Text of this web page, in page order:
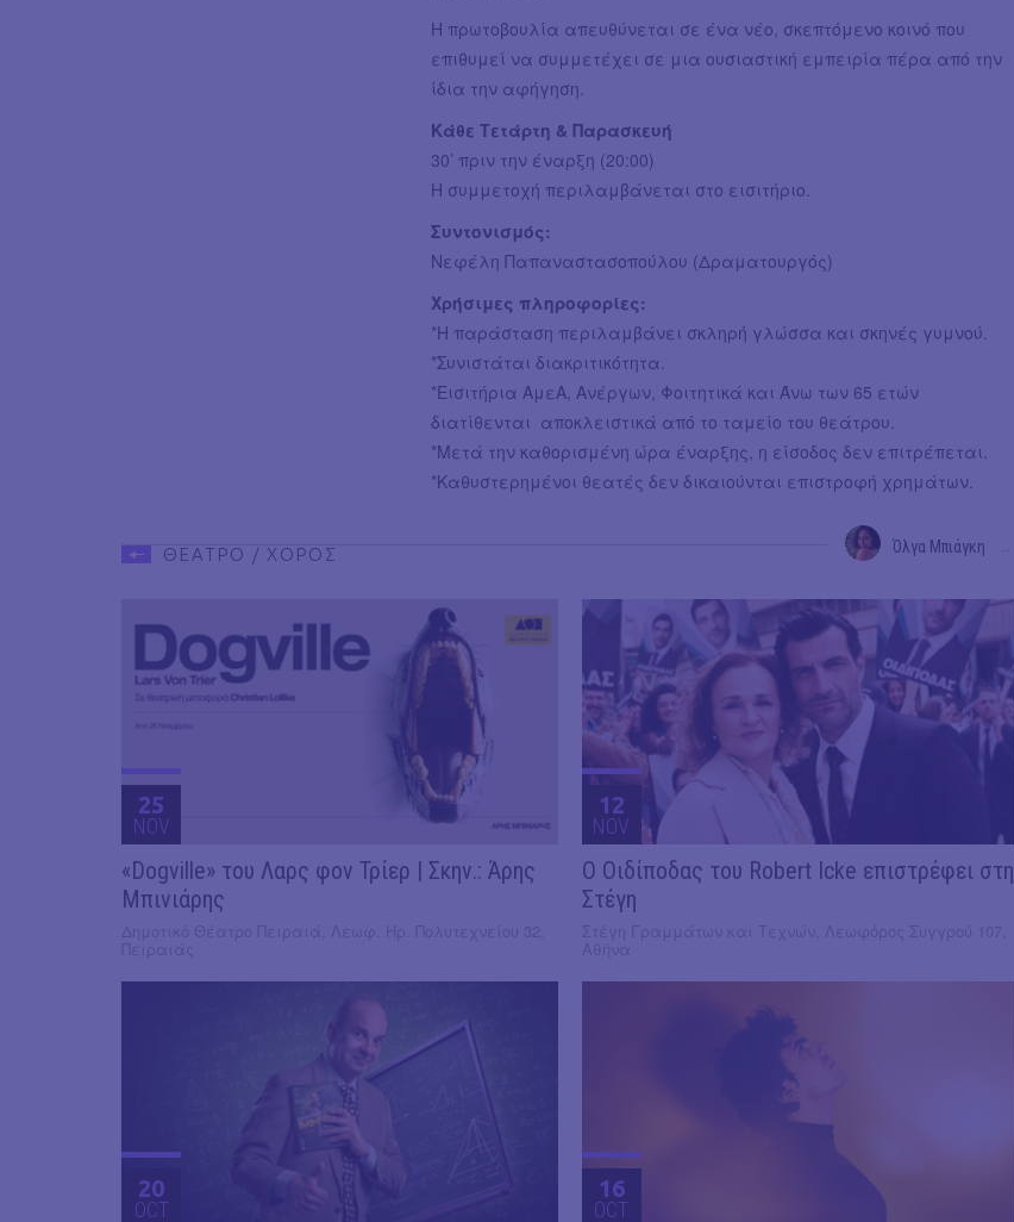
Η πρωτοβουλία απευθύνεται σε ένα νέο, σκεπτόμενο κοινό που
επιθυμεί να συμμετέχει σε μια ουσιαστική εμπειρία πέρα από την
ίδια την αφήγηση.
Κάθε Τετάρτη & Παρασκευή
30’ πριν την έναρξη (20:00)
Η συμμετοχή περιλαμβάνεται στο εισιτήριο.
Συντονισμός:
Νεφέλη Παπαναστασοπούλου (Δραματουργός)
Χρήσιμες πληροφορίες:
*Η παράσταση περιλαμβάνει σκληρή γλώσσα και σκηνές γυμνού.
*Συνιστάται διακριτικότητα.
*Εισιτήρια ΑμεΑ, Ανέργων, Φοιτητικά και Άνω των 65 ετών
διατίθενται αποκλειστικά από το ταμείο του θεάτρου.
*Μετά την καθορισμένη ώρα έναρξης, η είσοδος δεν επιτρέπεται.
*Καθυστερημένοι θεατές δεν δικαιούνται επιστροφή χρημάτων.
Όλγα Μπιάγκη
ΘΕΑΤΡΟ / ΧΟΡΟΣ
25
NOV
«Dogville» του Λαρς φον Τρίερ | Σκην.: Άρης
Μπινιάρης
12
NOV
O Οιδίποδας του Robert Icke επιστρέφει στη
Στέγη
20
OCT
16
OCT